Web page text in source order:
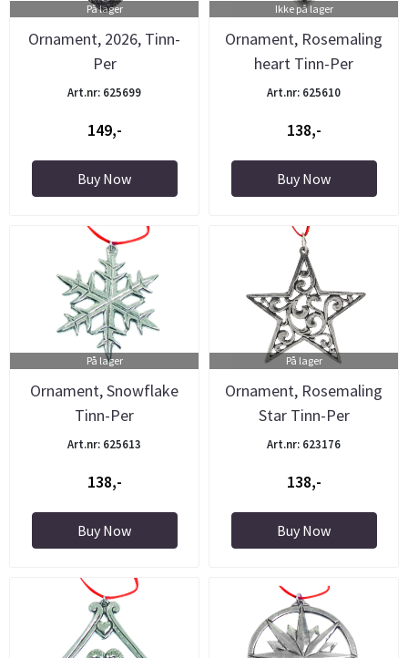
På lager
Ornament, 2026, Tinn-
Per
Art.nr: 625699
149,-
Buy Now
Ikke på lager
Ornament, Rosemaling
heart Tinn-Per
Art.nr: 625610
138,-
Buy Now
På lager
Ornament, Snowflake
Tinn-Per
Art.nr: 625613
138,-
Buy Now
På lager
Ornament, Rosemaling
Star Tinn-Per
Art.nr: 623176
138,-
Buy Now